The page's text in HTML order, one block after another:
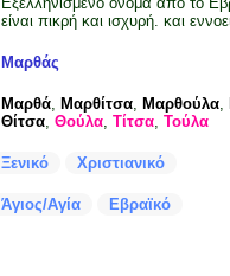
είναι πικρή και ισχυρή. και
Μαρθάς
Μαρθά, Μαρθίτσα, Μαρθούλα,
Θίτσα, Θούλα, Τίτσα, Τούλα
Ξενικό Χριστιανικό
Άγιος/Αγία Εβραϊκό